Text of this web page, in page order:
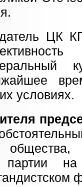
ЦК
условиях.
партии